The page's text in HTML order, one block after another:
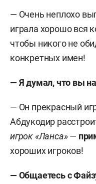
— Очень неплохо
играла хорошо вся
чтобы никого не
конкретных имен!
— Я думал, что вы
— Он прекрасный
Абдукодир
игрок «Ланса»—
хороших игроков!
— Общаетесь с